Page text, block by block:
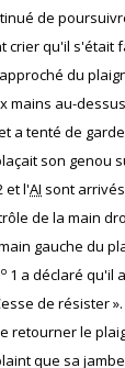
de
crier qu'il s'était
du
mains au-
a tenté de
son genou
et l'AI sont
de la main
gauche du
o 1 a déclaré qu'il
de résister ».
retourner le
que sa